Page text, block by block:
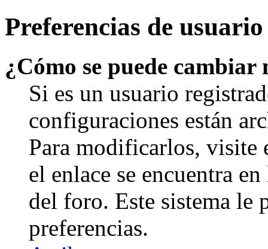
Preferencias de
¿Cómo se puede
Si es un usuario
configuraciones están
Para modificarlos, visite
el enlace se encuentra
del foro. Este sistema le
preferencias.